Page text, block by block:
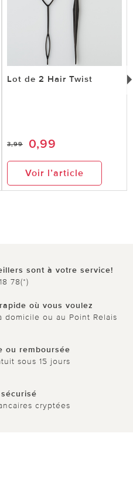
Lot de 2 Hair Twist
3,99 0,99
Voir l’article
sont à votre service!
78(*)
où vous voulez
domicile ou au Point Relais
ou remboursée
sous 15 jours
cryptées